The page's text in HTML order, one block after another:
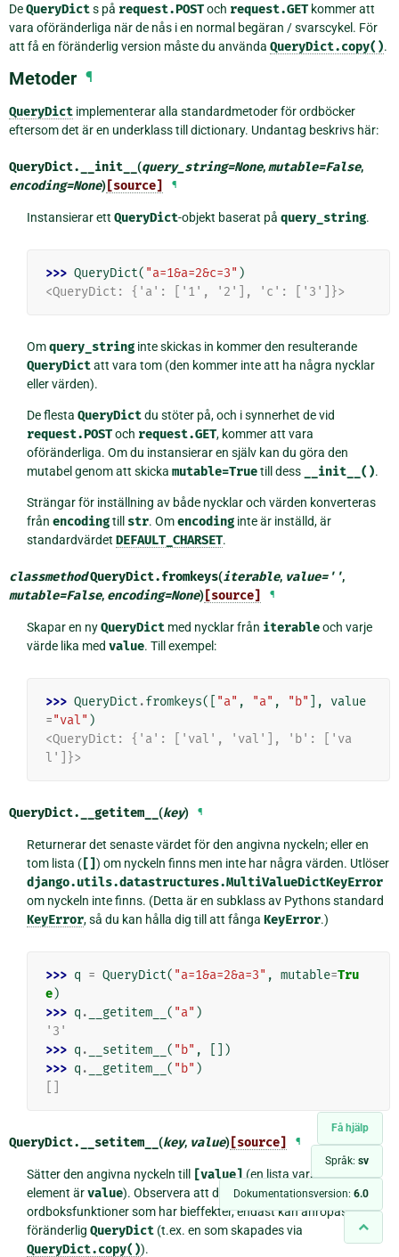
Få hjälp
Språk: sv
Dokumentationsversion: 6.0
DeQueryDicts på request.POSToch request.GET kommer att
vara oföränderliga när de nås i en normal begäran / svarscykel. För
att få en föränderlig version måste du använda QueryDict.copy().
Metoder ¶
QueryDict implementerar alla standardmetoder för ordböcker
eftersom det är en underklass till dictionary. Undantag beskrivs här:
QueryDict. __init__ (query_string=None,mutable=False,
encoding=None) [source] ¶
Instansierar ett QueryDict-objekt baserat på query_string.
>>> QueryDict( "a=1&a=2&c=3" )
<QueryDict: {'a': ['1', '2'], 'c': ['3']}>
Omquery_stringinte skickas in kommer den resulterande
QueryDictatt vara tom (den kommer inte att ha några nycklar
eller värden).
De flesta QueryDictdu stöter på, och i synnerhet de vid
request.POSToch request.GET, kommer att vara
oföränderliga. Om du instansierar en själv kan du göra den
mutabel genom att skicka mutable=Truetill dess __init__().
Strängar för inställning av både nycklar och värden konverteras
från encodingtill str. Omencodinginte är inställd, är
standardvärdet DEFAULT_CHARSET.
classmethodQueryDict.fromkeys(iterable, value='',
mutable=False, encoding=None) [source] ¶
Skapar en nyQueryDictmed nycklar från iterableoch varje
värde lika med value. Till exempel:
>>> QueryDict .fromkeys([ "a" , "a" , "b" ],
value
="val" )
<QueryDict: {'a': ['val', 'val'], 'b': ['va
l']}>
QueryDict. __getitem__ (key) ¶
Returnerar det senaste värdet för den angivna nyckeln; eller en
tom lista ([]) om nyckeln finns men inte har några värden. Utlöser
django.utils.datastructures.MultiValueDictKeyError
om nyckeln inte finns. (Detta är en subklass av Pythons standard
KeyError, så du kan hålla dig till att fånga KeyError.)
>>> q = QueryDict( "a=1&a=2&a=3" , mutable=Tru
e)
>>> q . __getitem__ ( "a" )
'3'
>>> q . __setitem__ ( "b" ,
[])
>>> q . __getitem__ ( "b" )
QueryDict. __setitem__ (key, value) [source] ¶
Sätter den angivna nyckeln till [value](en lista vars enda
element ärvalue). Observera att denna, liksom andra
ordboksfunktioner som har bieffekter, endast kan anropas på en
föränderlig QueryDict(t.ex. en som skapades via
QueryDict.copy()).